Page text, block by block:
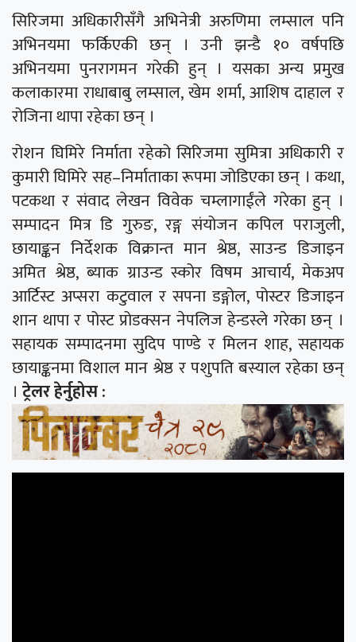
सिरिजमा अधिकारीसँगै अभिनेत्री अरुणिमा लम्साल पनि
अभिनयमा फर्किएकी छन् । उनी झन्डै १० वर्षपछि
अभिनयमा पुनरागमन गरेकी हुन् । यसका अन्य प्रमुख
कलाकारमा राधाबाबु लम्साल, खेम शर्मा, आशिष दाहाल र
रोजिना थापा रहेका छन् ।
रोशन घिमिरे निर्माता रहेको सिरिजमा सुमित्रा अधिकारी र
कुमारी घिमिरे सह–निर्माताका रूपमा जोडिएका छन् । कथा,
पटकथा र संवाद लेखन विवेक चम्लागाईंले गरेका हुन् ।
सम्पादन मित्र डि गुरुङ, रङ्ग संयोजन कपिल पराजुली,
छायाङ्कन निर्देशक विक्रान्त मान श्रेष्ठ, साउन्ड डिजाइन
अमित श्रेष्ठ, ब्याक ग्राउन्ड स्कोर विषम आचार्य, मेकअप
आर्टिस्ट अप्सरा कटुवाल र सपना डङ्गोल, पोस्टर डिजाइन
शान थापा र पोस्ट प्रोडक्सन नेपलिज हेन्डस्ले गरेका छन् ।
सहायक सम्पादनमा सुदिप पाण्डे र मिलन शाह, सहायक
छायाङ्कनमा विशाल मान श्रेष्ठ र पशुपति बस्याल रहेका छन्
। ट्रेलर हेर्नुहोस :